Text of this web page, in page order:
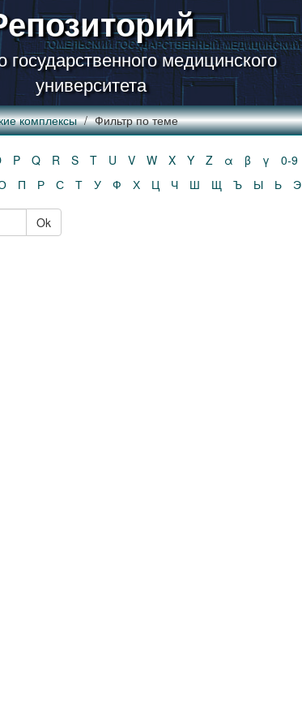
государственного медицинского
университета
комплексы Фильтр по теме
P Q R S T U V W X Y Z α β γ
0-9
П Р С Т У Ф Х Ц Ч Ш Щ Ъ Ы Ь Э
Ok